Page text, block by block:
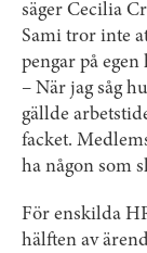
säger Cecilia
Sami tror inte
pengar på egen
– När jag såg
gällde
facket.
ha någon som
För enskilda
hälften av